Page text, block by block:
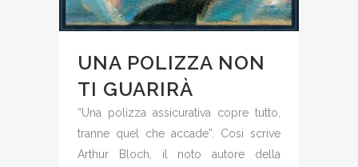
UNA POLIZZA NON
TI GUARIRÀ
“Una polizza assicurativa copre tutto,
tranne quel che accade”. Così scrive
Arthur Bloch, il noto autore della